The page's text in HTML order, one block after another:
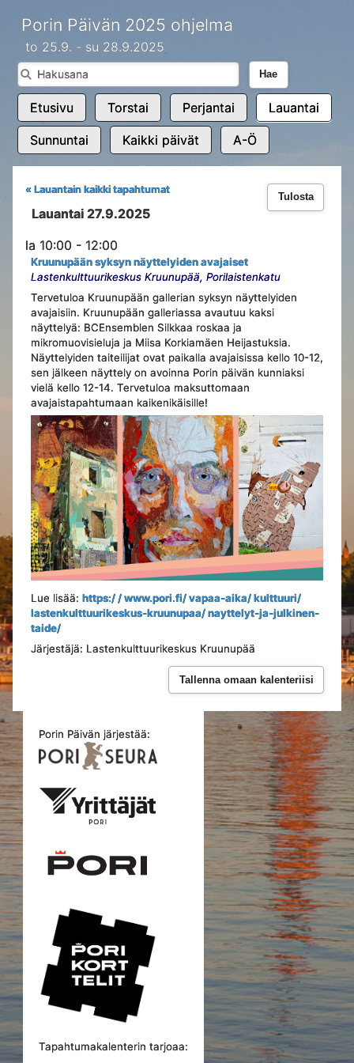
Porin Päivän 2025 ohjelma
to 25.9. - su 28.9.2025
Hae
Etusivu Torstai Perjantai Lauantai
Sunnuntai Kaikki päivät A-Ö
Tulosta
« Lauantain kaikki tapahtumat
Lauantai 27.9.2025
la 10:00 - 12:00
Kruunupään syksyn näyttelyiden avajaiset
Lastenkulttuurikeskus Kruunupää, Porilaistenkatu
Tervetuloa Kruunupään gallerian syksyn näyttelyiden
avajaisiin. Kruunupään galleriassa avautuu kaksi
näyttelyä: BCEnsemblen Silkkaa roskaa ja
mikromuovisieluja ja Miisa Korkiamäen Heijastuksia.
Näyttelyiden taiteilijat ovat paikalla avajaisissa kello 10-12,
sen jälkeen näyttely on avoinna Porin päivän kunniaksi
vielä kello 12-14. Tervetuloa maksuttomaan
avajaistapahtumaan kaikenikäisille!
Lue lisää: https:/ / www.pori.fi/ vapaa-aika/ kulttuuri/
lastenkulttuurikeskus-kruunupaa/ nayttelyt-ja-julkinen-
taide/
Järjestäjä: Lastenkulttuurikeskus Kruunupää
Tallenna omaan kalenteriisi
Porin Päivän järjestää:
Tapahtumakalenterin tarjoaa: